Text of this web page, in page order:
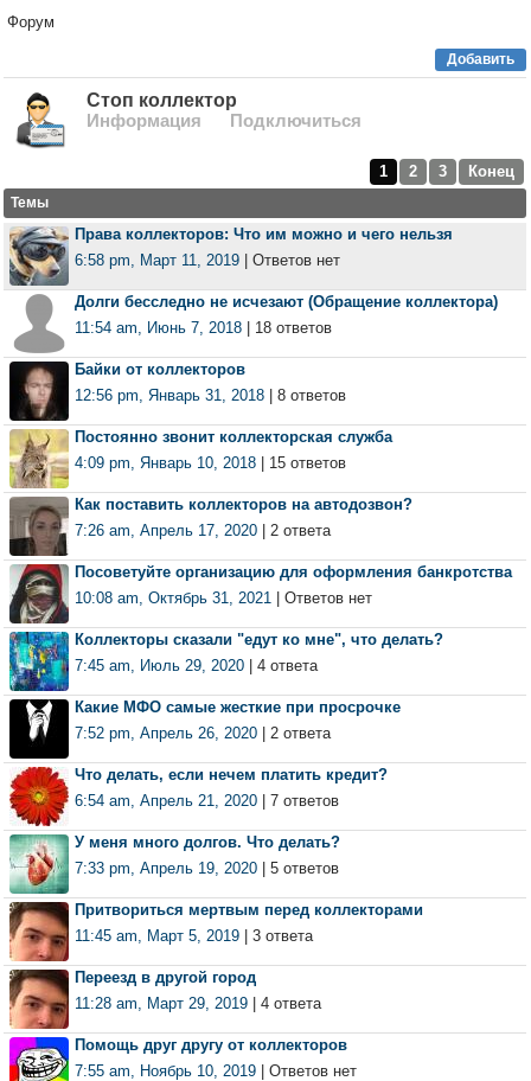
Форум
Добавить
Стоп коллектор
Информация
Подключиться
1 2 3 Конец
Темы
Права коллекторов: Что им можно и чего нельзя
6:58 pm, Март 11, 2019 | Ответов нет
Долги бесследно не исчезают (Обращение коллектора)
11:54 am, Июнь 7, 2018 | 18 ответов
Байки от коллекторов
12:56 pm, Январь 31, 2018 | 8 ответов
Постоянно звонит коллекторская служба
4:09 pm, Январь 10, 2018 | 15 ответов
Как поставить коллекторов на автодозвон?
7:26 am, Апрель 17, 2020 | 2 ответа
Посоветуйте организацию для оформления банкротства
10:08 am, Октябрь 31, 2021 | Ответов нет
Коллекторы сказали "едут ко мне", что делать?
7:45 am, Июль 29, 2020 | 4 ответа
Какие МФО самые жесткие при просрочке
7:52 pm, Апрель 26, 2020 | 2 ответа
Что делать, если нечем платить кредит?
6:54 am, Апрель 21, 2020 | 7 ответов
У меня много долгов. Что делать?
7:33 pm, Апрель 19, 2020 | 5 ответов
Притвориться мертвым перед коллекторами
11:45 am, Март 5, 2019 | 3 ответа
Переезд в другой город
11:28 am, Март 29, 2019 | 4 ответа
Помощь друг другу от коллекторов
7:55 am, Ноябрь 10, 2019 | Ответов нет